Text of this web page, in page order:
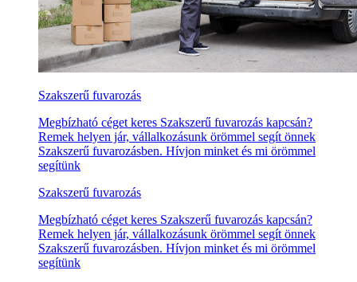
Szakszerű fuvarozás
Megbízható céget keres Szakszerű fuvarozás kapcsán?
Remek helyen jár, vállalkozásunk örömmel segít önnek
Szakszerű fuvarozásben. Hívjon minket és mi örömmel
segítünk
Szakszerű fuvarozás
Megbízható céget keres Szakszerű fuvarozás kapcsán?
Remek helyen jár, vállalkozásunk örömmel segít önnek
Szakszerű fuvarozásben. Hívjon minket és mi örömmel
segítünk